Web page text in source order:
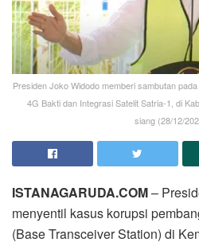
Presiden Joko Widodo memberi sambutan
4G Bakti dan Integrasi Satelit Satria-1, di
siang (28/12/
ISTANAGARUDA.COM–
menyentil kasus korupsi
(Base Transceiver Station) di